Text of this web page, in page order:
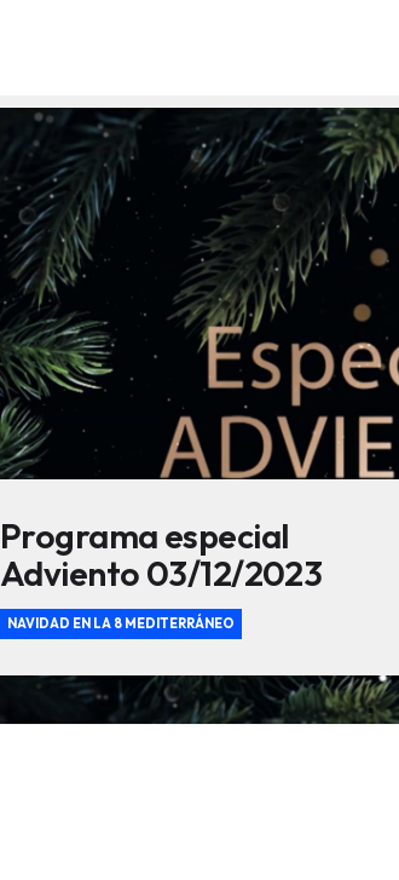
Programa especial
Adviento 03/12/2023
NAVIDAD EN LA 8 MEDITERRÁNEO